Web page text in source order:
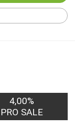
4,00%
PRO SALE